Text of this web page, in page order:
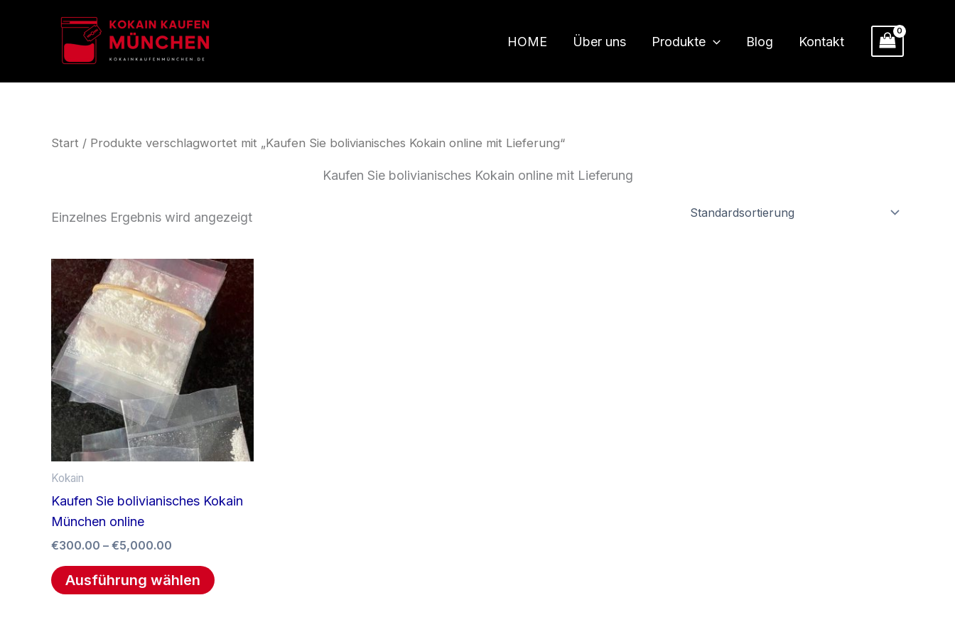
HOME Über uns Produkte Blog Kontakt
Start / Produkte verschlagwortet mit „Kaufen Sie bolivianisches Kokain online mit Lieferung“
Kaufen Sie bolivianisches Kokain online mit Lieferung
Einzelnes Ergebnis wird angezeigt
Kokain
Kaufen Sie bolivianisches Kokain
München online
€300.00 – €5,000.00
Preisspanne:
€300.00
bis
€5,000.00
Ausführung wählen
Dieses
Produkt
mehrere
Varianten
auf.
Die
Optionen
können
auf
Produktseite